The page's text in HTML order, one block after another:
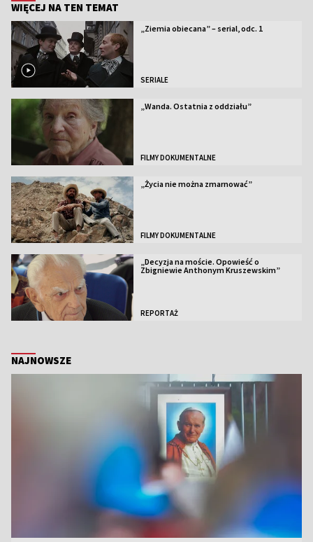
WIĘCEJ NA TEN TEMAT
„Ziemia obiecana” – serial, odc. 1
SERIALE
„Wanda. Ostatnia z oddziału”
FILMY DOKUMENTALNE
„Życia nie można zmarnować”
FILMY DOKUMENTALNE
„Decyzja na moście. Opowieść o
Zbigniewie Anthonym Kruszewskim”
REPORTAŻ
NAJNOWSZE